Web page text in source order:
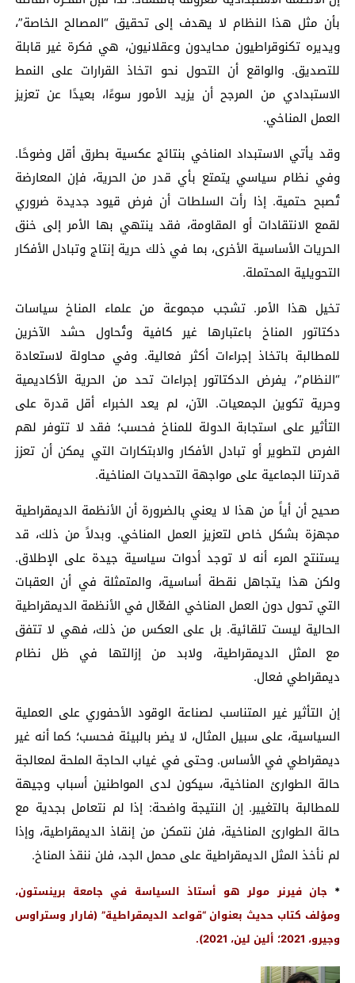
بأن مثل هذا النظام لا يهدف إلى تحقيق “المصالح الخاصة”،
ويديره تكنوقراطيون محايدون وعقلانيون، هي فكرة غير قابلة
للتصديق. والواقع أن التحول نحو اتخاذ القرارات على النمط
الاستبدادي من المرجح أن يزيد الأمور سوءًا، بعيدًا عن تعزيز
العمل المناخي.
وقد يأتي الاستبداد المناخي بنتائج عكسية بطرق أقل وضوحًا.
وفي نظام سياسي يتمتع بأي قدر من الحرية، فإن المعارضة
تُصبح حتمية. إذا رأت السلطات أن فرض قيود جديدة ضروري
لقمع الانتقادات أو المقاومة، فقد ينتهي بها الأمر إلى خنق
الحريات الأساسية الأخرى، بما في ذلك حرية إنتاج وتبادل الأفكار
التحويلية المحتملة.
تخيل هذا الأمر. تشجب مجموعة من علماء المناخ سياسات
دكتاتور المناخ باعتبارها غير كافية وتُحاول حشد الآخرين
للمطالبة باتخاذ إجراءات أكثر فعالية. وفي محاولة لاستعادة
“النظام”، يفرض الدكتاتور إجراءات تحد من الحرية الأكاديمية
وحرية تكوين الجمعيات. الآن، لم يعد الخبراء أقل قدرة على
التأثير على استجابة الدولة للمناخ فحسب؛ فقد لا تتوفر لهم
الفرص لتطوير أو تبادل الأفكار والابتكارات التي يمكن أن تعزز
قدرتنا الجماعية على مواجهة التحديات المناخية.
صحيح أن أياً من هذا لا يعني بالضرورة أن الأنظمة الديمقراطية
مجهزة بشكل خاص لتعزيز العمل المناخي. وبدلاً من ذلك، قد
يستنتج المرء أنه لا توجد أدوات سياسية جيدة على الإطلاق.
ولكن هذا يتجاهل نقطة أساسية، والمتمثلة في أن العقبات
التي تحول دون العمل المناخي الفعّال في الأنظمة الديمقراطية
الحالية ليست تلقائية. بل على العكس من ذلك، فهي لا تتفق
مع المثل الديمقراطية، ولابد من إزالتها في ظل نظام
ديمقراطي فعال.
إن التأثير غير المتناسب لصناعة الوقود الأحفوري على العملية
السياسية، على سبيل المثال، لا يضر بالبيئة فحسب؛ كما أنه غير
ديمقراطي في الأساس. وحتى في غياب الحاجة الملحة لمعالجة
حالة الطوارئ المناخية، سيكون لدى المواطنين أسباب وجيهة
للمطالبة بالتغيير. إن النتيجة واضحة: إذا لم نتعامل بجدية مع
حالة الطوارئ المناخية، فلن نتمكن من إنقاذ الديمقراطية، وإذا
لم نأخذ المثل الديمقراطية على محمل الجد، فلن ننقذ المناخ.
*جان فيرنر مولر هو أستاذ السياسة في جامعة برينستون،
ومؤلف كتاب حديث بعنوان “قواعد الديمقراطية” (فارار وستراوس
وجيرو، 2021؛ ألين لين، 2021).